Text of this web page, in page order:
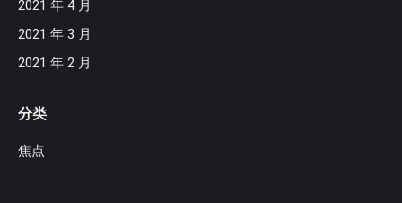
2021 年 4 月
2021 年 3 月
2021 年 2 月
分类
焦点